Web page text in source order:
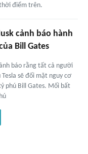
điểm trên.
cảnh báo hành
Bill Gates
báo rằng tất cả người
sẽ đối mặt nguy cơ
phú Bill Gates. Mối bất